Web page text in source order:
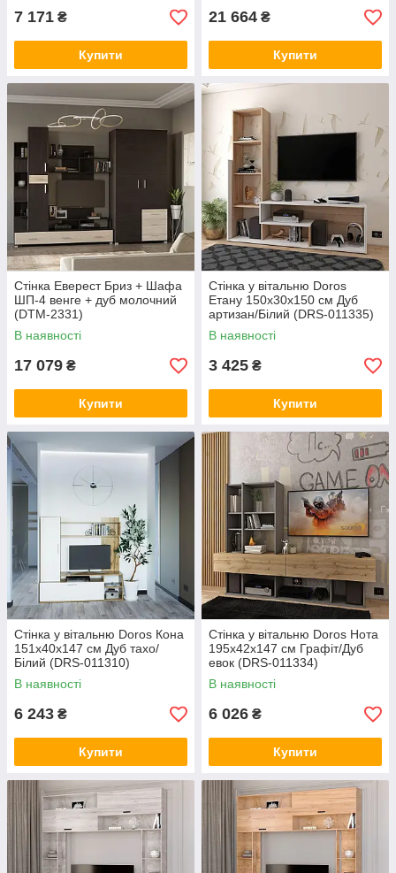
7 171 ₴
Купити
21 664 ₴
Купити
Стінка Еверест Бриз + Шафа
ШП-4 венге + дуб молочний
(DTM-2331)
В наявності
17 079 ₴
Купити
Стінка у вітальню Doros
Етану 150х30х150 см Дуб
артизан/Білий (DRS-011335)
В наявності
3 425 ₴
Купити
Стінка у вітальню Doros Кона
151х40х147 см Дуб тахо/
Білий (DRS-011310)
В наявності
6 243 ₴
Купити
Стінка у вітальню Doros Нота
195х42х147 см Графіт/Дуб
евок (DRS-011334)
В наявності
6 026 ₴
Купити